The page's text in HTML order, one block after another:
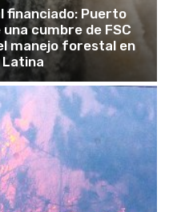
financiado: Puerto
cumbre de FSC
manejo forestal en